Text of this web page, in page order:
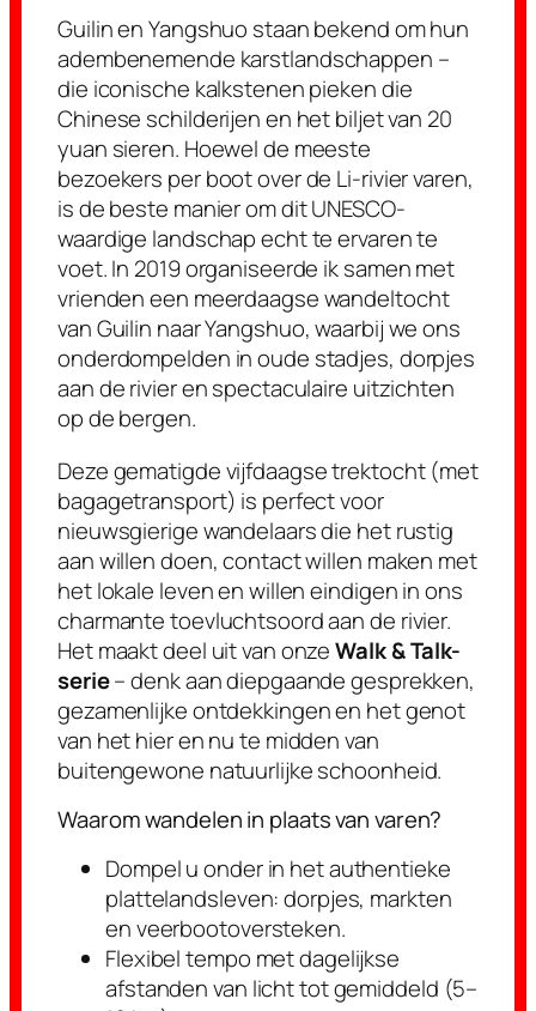
Guilin en Yangshuo staan bekend om hun
adembenemende karstlandschappen –
die iconische kalkstenen pieken die
Chinese schilderijen en het biljet van 20
yuan sieren. Hoewel de meeste
bezoekers per boot over de Li-rivier varen,
is de beste manier om dit UNESCO-
waardige landschap echt te ervaren te
voet. In 2019 organiseerde ik samen met
vrienden een meerdaagse wandeltocht
van Guilin naar Yangshuo, waarbij we ons
onderdompelden in oude stadjes, dorpjes
aan de rivier en spectaculaire uitzichten
op de bergen.
Deze gematigde vijfdaagse trektocht (met
bagagetransport) is perfect voor
nieuwsgierige wandelaars die het rustig
aan willen doen, contact willen maken met
het lokale leven en willen eindigen in ons
charmante toevluchtsoord aan de rivier.
Het maakt deel uit van onzeWalk & Talk-
serie– denk aan diepgaande gesprekken,
gezamenlijke ontdekkingen en het genot
van het hier en nu te midden van
buitengewone natuurlijke schoonheid.
Waarom wandelen in plaats van varen?
Dompel u onder in het authentieke
plattelandsleven: dorpjes, markten
en veerbootoversteken.
Flexibel tempo met dagelijkse
afstanden van licht tot gemiddeld (5–